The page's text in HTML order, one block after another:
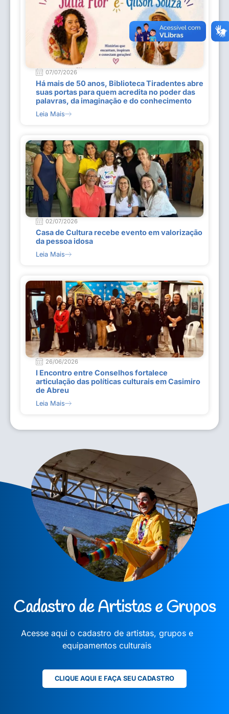
07/07/2026
Há mais de 50 anos, Biblioteca Tiradentes abre
suas portas para quem acredita no poder das
palavras, da imaginação e do conhecimento
Leia Mais
02/07/2026
Casa de Cultura recebe evento em valorização
da pessoa idosa
Leia Mais
26/06/2026
I Encontro entre Conselhos fortalece
articulação das políticas culturais em Casimiro
de Abreu
Leia Mais
Cadastro de Artistas e Grupos
Acesse aqui o cadastro de artistas, grupos e
equipamentos culturais
CLIQUE AQUI E FAÇA SEU CADASTRO